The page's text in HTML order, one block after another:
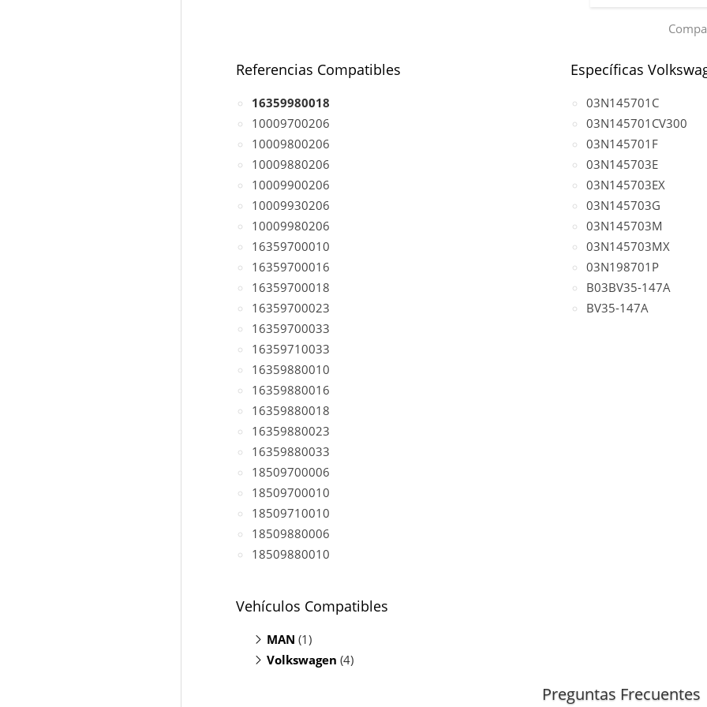
Referencias Compatibles
16359980018
10009700206
10009800206
10009880206
10009900206
10009930206
10009980206
16359700010
16359700016
16359700018
16359700023
16359700033
16359710033
16359880010
16359880016
16359880018
16359880023
16359880033
18509700006
18509700010
18509710010
18509880006
18509880010
Específicas
03N145701C
03N145701CV300
03N145701F
03N145703E
03N145703EX
03N145703G
03N145703M
03N145703MX
03N198701P
B03BV35-147A
BV35-147A
Vehículos Compatibles
MAN (1)
TGE Bus 2.0(TDI, motor CXEB)
Volkswagen (4)
Preguntas Frecuentes